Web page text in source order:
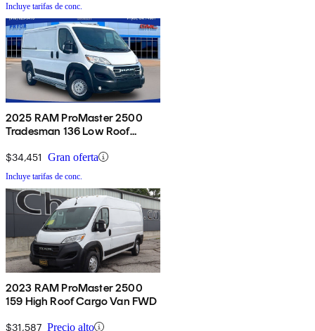
Incluye tarifas de conc.
2025 RAM ProMaster 2500
Tradesman 136 Low Roof
$34,451 Gran oferta
Incluye tarifas de conc.
2023 RAM ProMaster 2500
159 High Roof Cargo Van FWD
$31,587 Precio alto